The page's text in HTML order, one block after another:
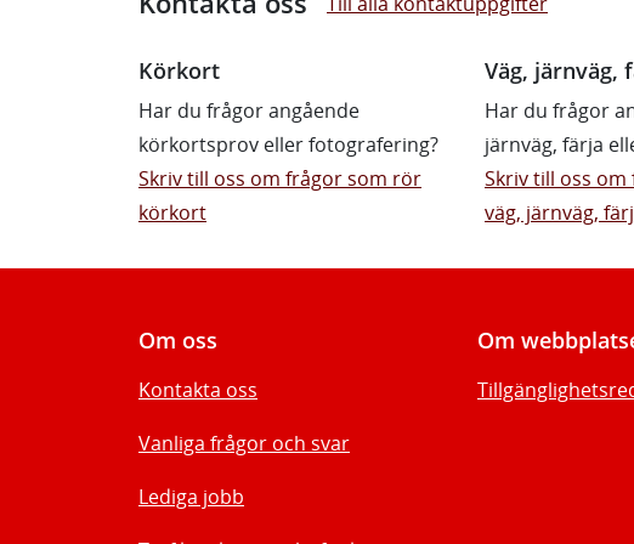
Körkort
Har du frågor angående
körkortsprov eller fotografering?
Skriv till oss om frågor som rör
körkort
Väg, järnväg,
Har du frågor
järnväg, färja
Skriv till oss
väg, järnväg,
Om oss
Kontakta oss
Vanliga frågor och svar
Lediga jobb
Om